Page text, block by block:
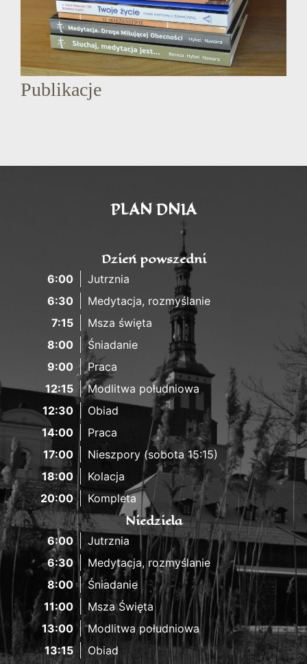
Publikacje
PLAN DNIA
Dzień powszedni
6:00
Jutrznia
6:30
Medytacja, rozmyślanie
7:15
Msza święta
8:00
Śniadanie
9:00
Praca
12:15
Modlitwa południowa
12:30
Obiad
14:00
Praca
17:00
Nieszpory (sobota 15:15)
18:00
Kolacja
20:00
Kompleta
Niedziela
6:00
Jutrznia
6:30
Medytacja, rozmyślanie
8:00
Śniadanie
11:00
Msza Święta
13:00
Modlitwa południowa
13:15
Obiad